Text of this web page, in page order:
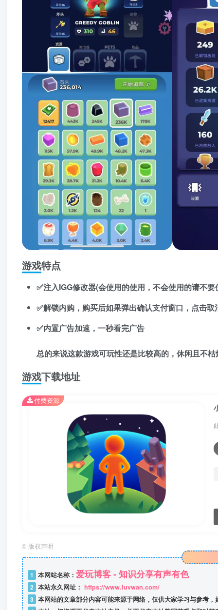
游戏特点
✅注入IGG修改器(会使用的使用，不会使用的请不要
✅解锁内购，购买后如果弹出确认支付窗口，点击取
✅内置广告加速，一秒看完广告
总的来说这款游戏可玩性还是比较高的，休闲且不枯
游戏下载地址
付费资源
© 版权声明
1 本网站名称： 爱玩博客 - 知识分享有声有色
2 本站永久网址： https://www.luvwan.com/
3 本网站的文章部分内容可能来源于网络，仅供大家学习与参考